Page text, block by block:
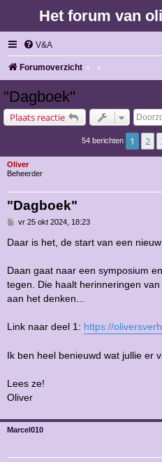
Het forum van
V&A
Forumoverzicht
"Dagboek"
Plaats reactie
54 berichten 1 2
Oliver
Beheerder
"Dagboek"
B
r
i
t
vr 25 okt 2024, 18:23
Daar is het, de start van een
Daan gaat naar een symposium
tegen. Die haalt herinneringen
aan het denken...
Link naar deel 1: https://
Ik ben heel benieuwd wat jullie er
Lees ze!
Oliver
Marcel010